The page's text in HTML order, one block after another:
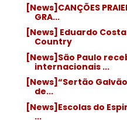
[News]CANÇÕES
GRA...
[News] Eduardo
Country
[News]São Paulo
internacionais ...
[News]“Sertão
de...
[News]Escolas do
...